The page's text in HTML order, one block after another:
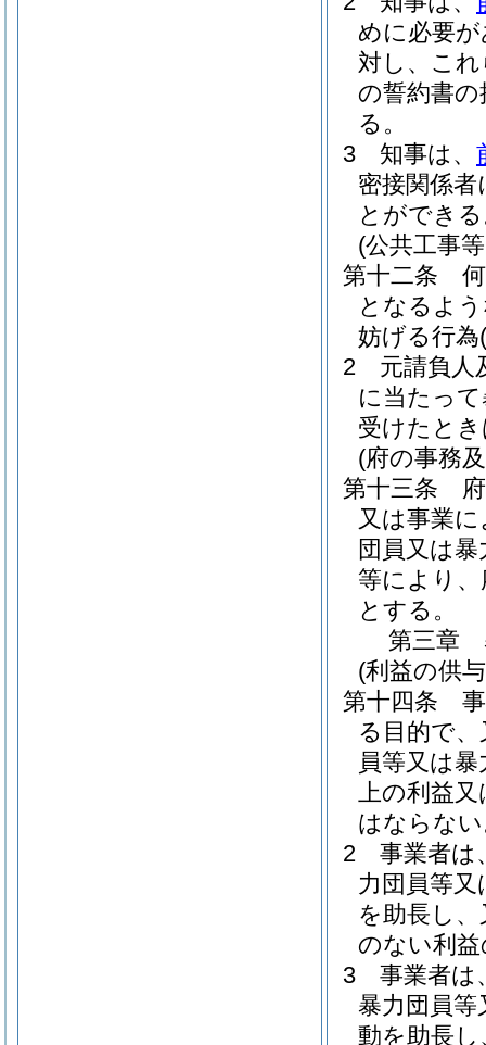
めに必要
対し、こ
の誓約書
る。
3
知事は、
密接関係
とができ
(公共工事
第十二条
となるよ
妨げる行為
2
元請負人
に当たっ
受けたと
(府の事務
第十三条
又は事業
団員又は
等により
とする。
第三章
(利益の供
第十四条
る目的で
員等又は
上の利益
はならな
2
事業者は
力団員等
を助長し
のない利
3
事業者は
暴力団員
動を助長